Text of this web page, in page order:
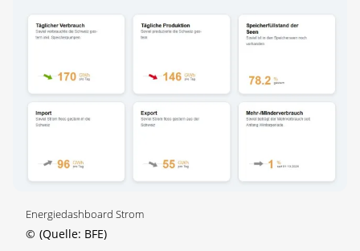
Energiedashboard Strom
© (Quelle: BFE)